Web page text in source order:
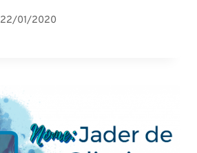
22/01/2020